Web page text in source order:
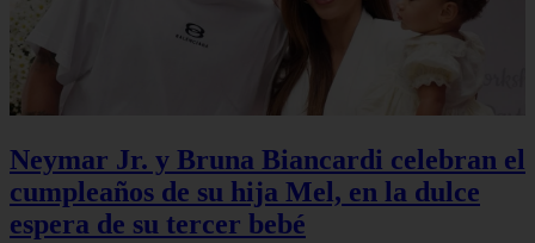
Neymar Jr. y Bruna Biancardi celebran el
cumpleaños de su hija Mel, en la dulce
espera de su tercer bebé